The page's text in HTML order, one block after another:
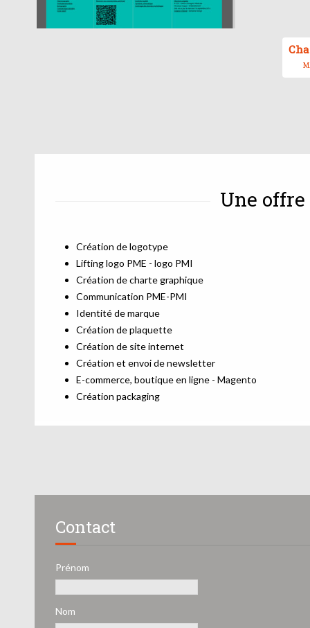
Une
Création de logotype
Lifting logo PME - logo PMI
Création de charte graphique
Communication PME-PMI
Identité de marque
Création de plaquette
Création de site internet
Création et envoi de newsletter
E-commerce, boutique en ligne - Magento
Création packaging
Contact
Prénom
Nom